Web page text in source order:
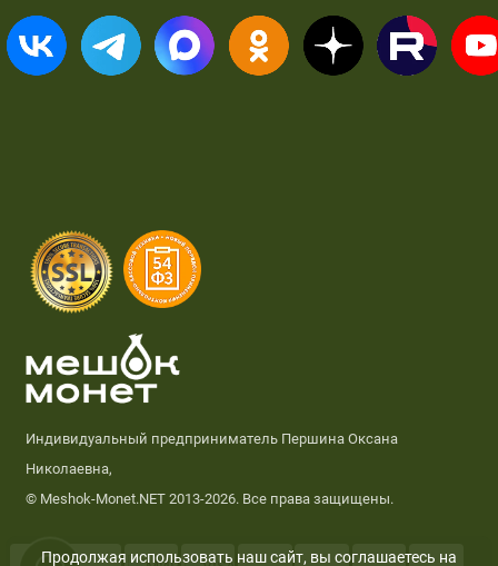
Индивидуальный предприниматель Першина Оксана
Николаевна,
© Meshok-Monet.NET 2013-2026. Все права защищены.
Продолжая использовать наш сайт, вы соглашаетесь на